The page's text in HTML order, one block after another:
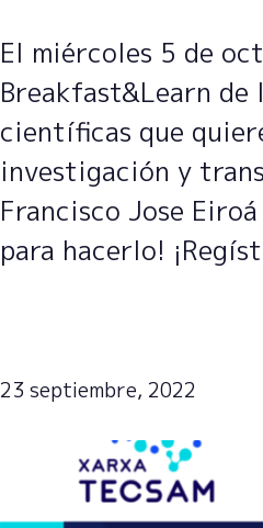
El miércoles 5 de
Breakfast&Learn de
científicas que
investigación y
Francisco Jose
para hacerlo!
23 septiembre, 2022